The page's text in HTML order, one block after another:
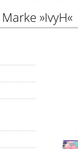
»IvyH«